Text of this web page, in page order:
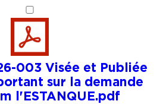
003 Visée et Publiée
sur la demande
l'ESTANQUE.pdf